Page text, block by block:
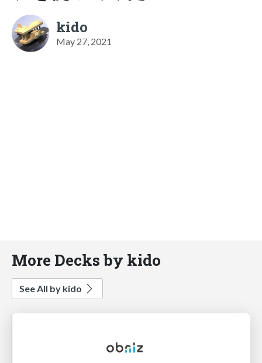
kido
May 27, 2021
More Decks by kido
See All by kido